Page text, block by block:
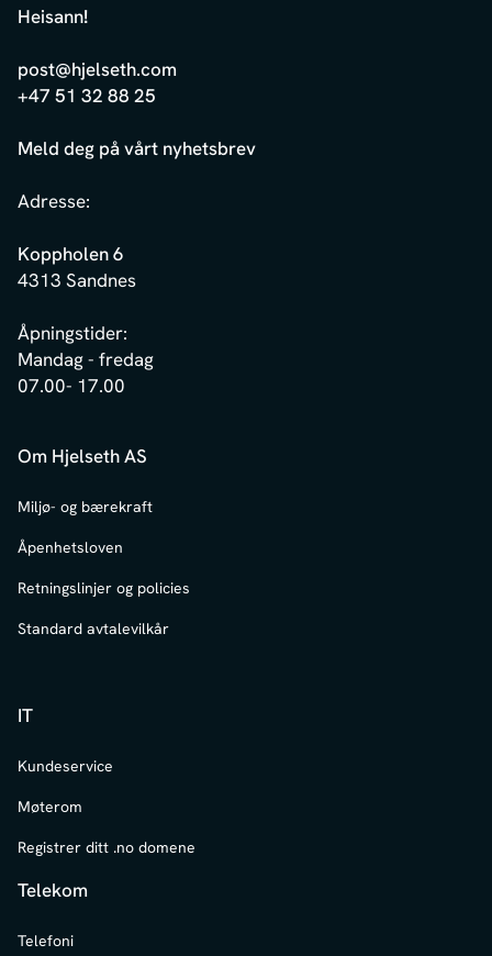
Heisann!
post@hjelseth.com
+47 51 32 88 25
Meld deg på vårt nyhetsbrev
Adresse:
Koppholen 6
4313 Sandnes
Åpningstider:
Mandag - fredag
07.00- 17.00
Om Hjelseth AS
Miljø- og bærekraft
Åpenhetsloven
Retningslinjer og policies
Standard avtalevilkår
IT
Kundeservice
Møterom
Registrer ditt .no domene
Telekom
Telefoni